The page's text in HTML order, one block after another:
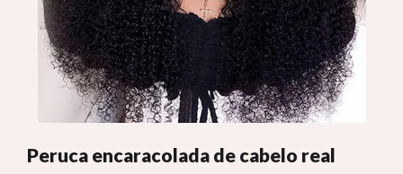
Peruca encaracolada de cabelo real